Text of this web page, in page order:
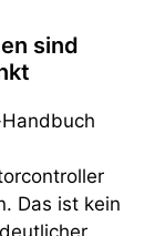
sind
Das ist kein